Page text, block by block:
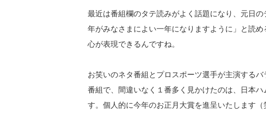
最近は番組欄のタテ読みがよく話題になり、元日
年がみなさまによい一年になりますように」と読
心が表現できるんですね。
お笑いのネタ番組とプロスポーツ選手が主演する
番組で、間違いなく１番多く見かけたのは、日本
す。個人的に今年のお正月大賞を進呈いたします（